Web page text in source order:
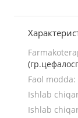
Faol modda:
Ishlab
Ishlab